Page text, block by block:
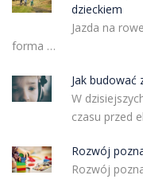
dzieckiem
Jazda na
forma …
Jak budować
W
czasu przed
Rozwój
Rozwój